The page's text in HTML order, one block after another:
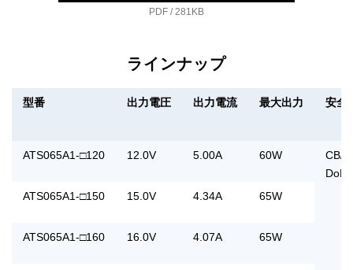
PDF / 281KB
ラインナップ
型番 出力電圧 出力電流 最大出力 安全
ATS065A1-□120 12.0V 5.00A 60W
CB/
DoE
ATS065A1-□150
15.0V 4.34A 65W
ATS065A1-□160 16.0V 4.07A 65W